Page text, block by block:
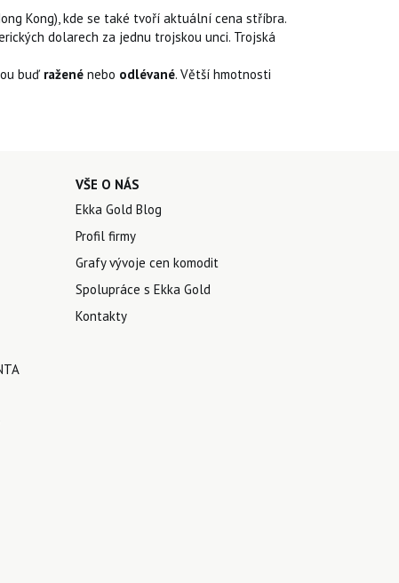
Kong), kde se také tvoří aktuální cena stříbra.
dolarech za jednu trojskou unci. Trojská
buď raženénebo odlévané. Větší hmotnosti
VŠE O NÁS
Ekka Gold Blog
Profil firmy
Grafy vývoje cen komodit
Spolupráce s Ekka Gold
Kontakty